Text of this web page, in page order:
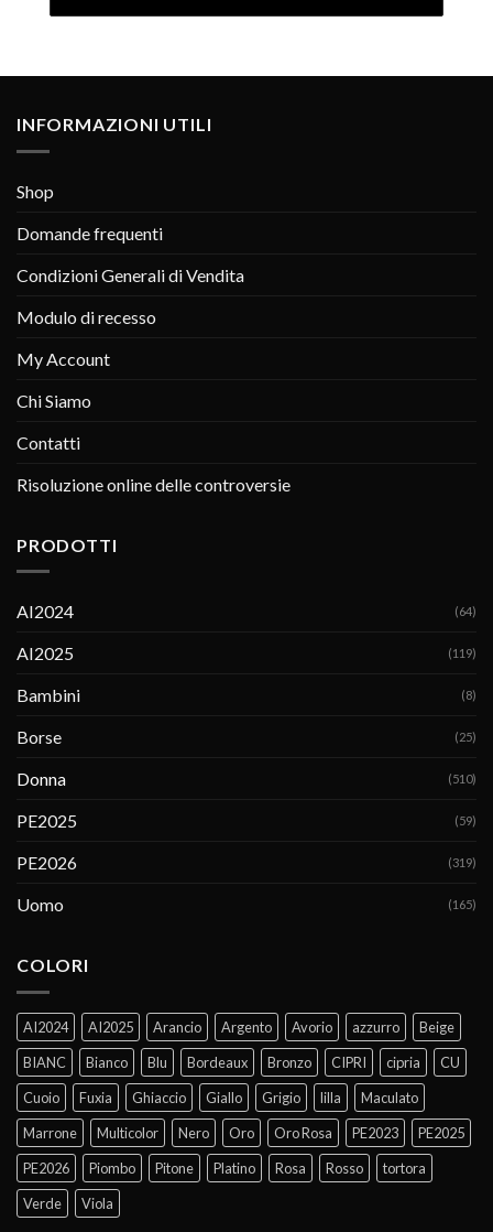
INFORMAZIONI UTILI
Shop
Domande frequenti
Condizioni Generali di Vendita
Modulo di recesso
My Account
Chi Siamo
Contatti
Risoluzione online delle controversie
PRODOTTI
AI2024 (64)
AI2025 (119)
Bambini (8)
Borse (25)
Donna (510)
PE2025 (59)
PE2026 (319)
Uomo (165)
COLORI
AI2024 AI2025 Arancio Argento Avorio azzurro
Beige
BIANC
Bianco Blu Bordeaux Bronzo CIPRI cipria
CU
Cuoio
Fuxia Ghiaccio Giallo Grigio lilla
Maculato
Marrone
Multicolor Nero Oro Oro Rosa PE2023
PE2025
PE2026
Piombo Pitone Platino Rosa Rosso
tortora
Verde
Viola